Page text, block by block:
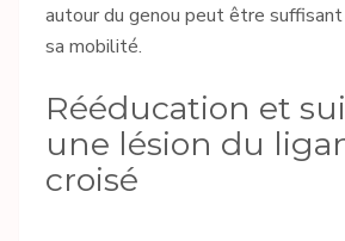
autour du genou peut être
sa mobilité.
Rééducation et
une lésion du
croisé